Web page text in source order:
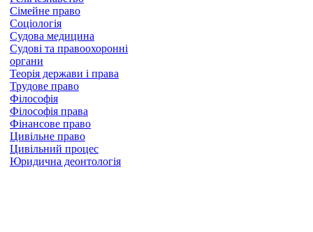
Сімейне право
Соціологія
Судова медицина
Судові та правоохоронні
органи
Теорія держави і права
Трудове право
Філософія
Філософія права
Фінансове право
Цивільне право
Цивільний процес
Юридична деонтологія